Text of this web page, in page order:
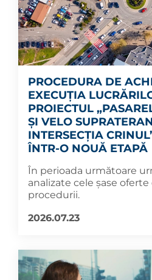
PROCEDURA DE
EXECUȚIA
PROIECTUL
ȘI VELO
INTERSECȚIA
ÎNTR-O NOUĂ ETAPĂ
În perioada următoare
analizate cele șase
procedurii.
2026.07.23